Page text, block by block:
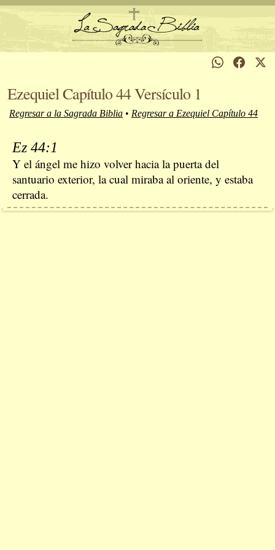
Ezequiel Capítulo 44 Versículo 1
Regresar a la Sagrada Biblia • Regresar a Ezequiel Capítulo 44
Ez 44:1
Y el ángel me hizo volver hacia la puerta del
santuario exterior, la cual miraba al oriente, y estaba
cerrada.